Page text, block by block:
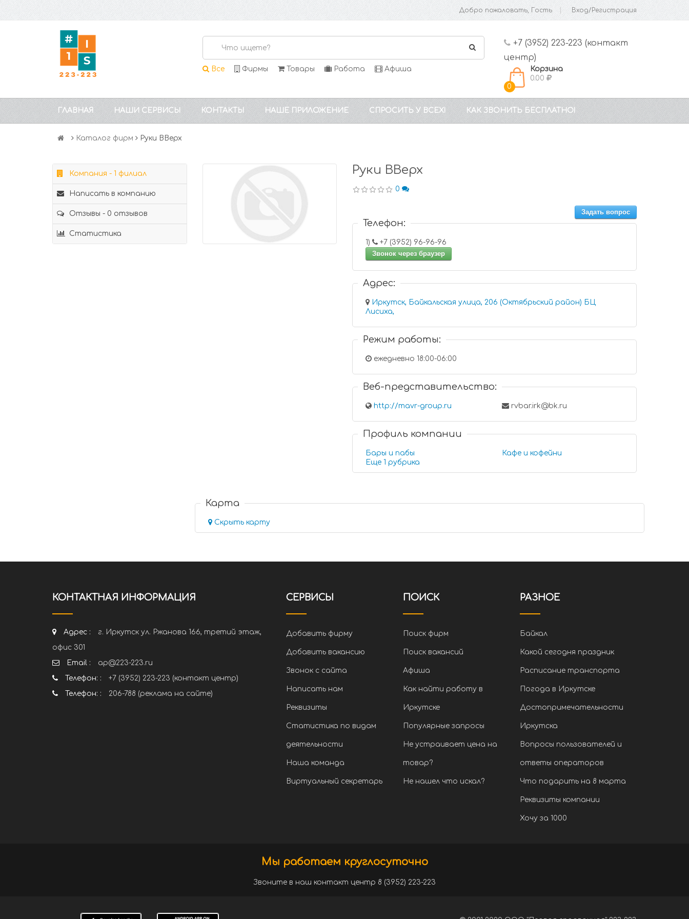
Добро пожаловать, Гость Вход/Регистрация
Все Фирмы Товары Работа Афиша
+7 (3952) 223-223 (контакт
центр)
0
Корзина
0.00
ГЛАВНАЯ НАШИ СЕРВИСЫ КОНТАКТЫ НАШЕ ПРИЛОЖЕНИЕ СПРОСИТЬ У ВСЕХ! КАК ЗВОНИТЬ БЕСПЛАТНО!
Каталог фирм Руки ВВерх
Компания - 1 филиал
Написать в компанию
Отзывы - 0 отзывов
Статистика
Руки ВВерх
0
Задать вопрос
Телефон:
1)
+7 (3952) 96-96-96
Звонок через браузер
Адрес:
Иркутск, Байкальская улица, 206 (Октябрьский район) БЦ
Лисиха,
Режим работы:
ежедневно 18:00-06:00
Веб-представительство:
http://mavr-group.ru rvbar.irk@bk.ru
Профиль компании
Бары и пабы
Кафе и кофейни
Еще 1 рубрика
Карта
Скрыть карту
КОНТАКТНАЯ ИНФОРМАЦИЯ
Адрес :
г. Иркутск ул. Ржанова 166, третий этаж,
офис 301
Email :
ap@223-223.ru
Телефон: :
+7 (3952) 223-223 (контакт центр)
Телефон: :
206-788 (реклама на сайте)
СЕРВИСЫ
Добавить фирму
Добавить вакансию
Звонок с сайта
Написать нам
Реквизиты
Статистика по видам
деятельности
Наша команда
Виртуальный секретарь
ПОИСК
Поиск фирм
Поиск вакансий
Афиша
Как найти работу в
Иркутске
Популярные запросы
Не устраивает цена на
товар?
Не нашел что искал?
РАЗНОЕ
Байкал
Какой сегодня праздник
Расписание транспорта
Погода в Иркутске
Достопримечательности
Иркутска
Вопросы пользователей и
ответы операторов
Что подарить на 8 марта
Реквизиты компании
Хочу за 1000
Мы работаем круглосуточно
Звоните в наш контакт центр 8 (3952) 223-223